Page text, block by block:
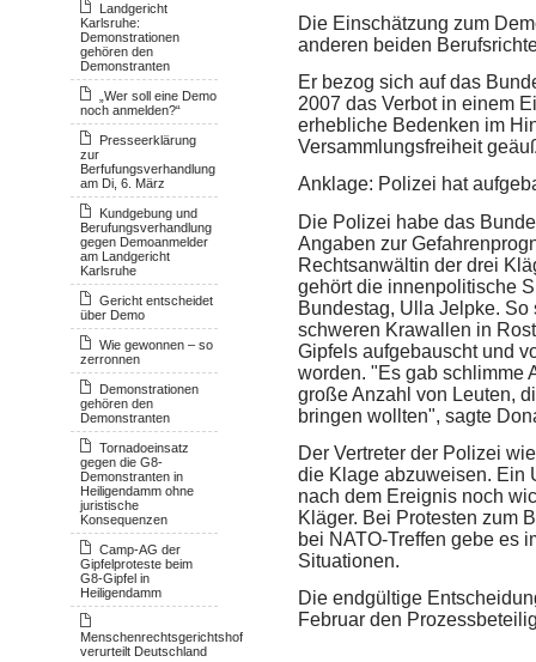
Landgericht
Karlsruhe:
Demonstrationen
gehören den
Demonstranten
„Wer soll eine Demo
noch anmelden?“
Presseerklärung
zur
Berfufungsverhandlung
am Di, 6. März
Kundgebung und
Berufungsverhandlung
gegen Demoanmelder
am Landgericht
Karlsruhe
Gericht entscheidet
über Demo
Wie gewonnen – so
zerronnen
Demonstrationen
gehören den
Demonstranten
Tornadoeinsatz
gegen die G8-
Demonstranten in
Heiligendamm ohne
juristische
Konsequenzen
Camp-AG der
Gipfelproteste beim
G8-Gipfel in
Heiligendamm
Menschenrechtsgerichtshof
verurteilt Deutschland
Die Einschätzung zum
anderen beiden
Er bezog sich auf das
2007 das Verbot in einem
erhebliche Bedenken im
Versammlungsfreiheit
Anklage: Polizei hat
Die Polizei habe das
Angaben zur
Rechtsanwältin der drei
gehört die innenpolitische
Bundestag, Ulla Jelpke.
schweren Krawallen in
Gipfels aufgebauscht und
worden. "Es gab schlimme
große Anzahl von Leuten,
bringen wollten", sagte
Der Vertreter der Polizei
die Klage abzuweisen. Ein
nach dem Ereignis noch
Kläger. Bei Protesten zum
bei NATO-Treffen gebe es
Situationen.
Die endgültige
Februar den